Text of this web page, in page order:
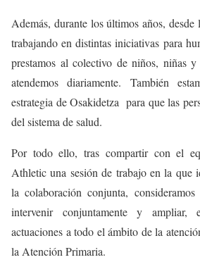
Además, durante los últimos años, desde
trabajando en distintas iniciativas para
prestamos al colectivo de niños, niñas y
atendemos diariamente. También
estrategia de Osakidetza para que las
del sistema de salud.
Por todo ello, tras compartir con el
Athletic una sesión de trabajo en la que
la colaboración conjunta,
intervenir conjuntamente y
actuaciones a todo el ámbito de la
la Atención Primaria.